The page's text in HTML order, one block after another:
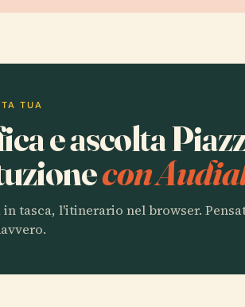
TUA
e ascolta
con
tasca, l'itinerario nel browser.